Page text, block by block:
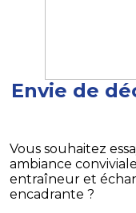
Envie de
Vous souhaitez
ambiance
entraîneur et
encadrante ?